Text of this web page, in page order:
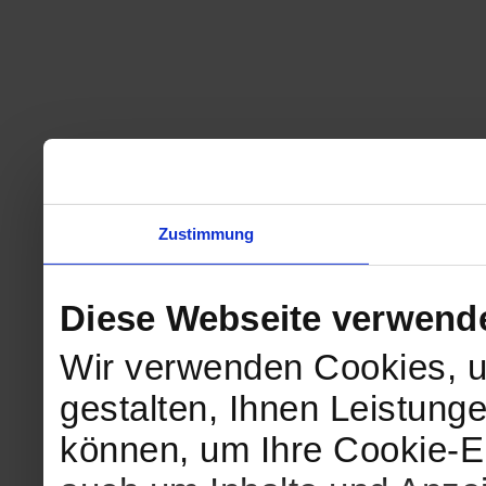
Zustimmung
Diese Webseite
Wir verwenden Cookies,
gestalten, Ihnen
können, um Ihre Cookie-